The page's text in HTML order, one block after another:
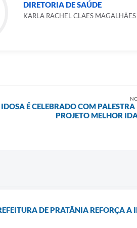
DIRETORIA DE SAÚDE
KARLA RACHEL CLAES MAGALHÃES
É CELEBRADO COM
PROJETO MELHOR
DE PRATÂNIA REFORÇA